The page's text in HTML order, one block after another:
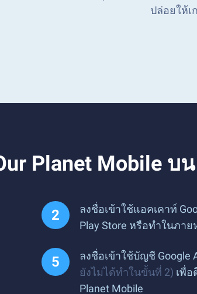
ปล่อยให้เ
Planet Mobile บน
ลงชื่อเข้าใช้แอคเคาท์
Play Store หรือทำในภาย
ลงชื่อเข้าใช้บัญชี Google
ยังไม่ได้ทำในขั้นที่ 2) เพื่อ
Planet Mobile